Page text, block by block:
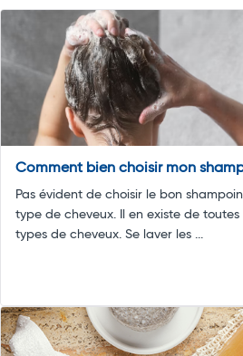
Comment bien choisir mon
Pas évident de choisir le bon
type de cheveux. Il en existe de toutes
types de cheveux. Se laver les ...